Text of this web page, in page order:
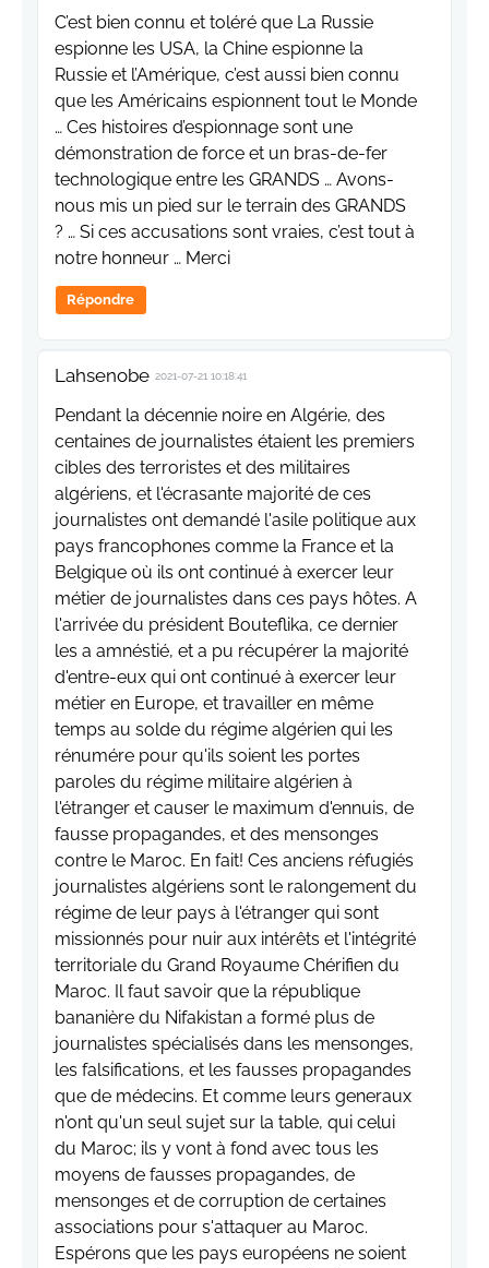
C’est bien connu et toléré que La Russie
espionne les USA, la Chine espionne la
Russie et l’Amérique, c’est aussi bien connu
que les Américains espionnent tout le Monde
… Ces histoires d’espionnage sont une
démonstration de force et un bras-de-fer
technologique entre les GRANDS … Avons-
nous mis un pied sur le terrain des GRANDS
? … Si ces accusations sont vraies, c’est tout à
notre honneur … Merci
Répondre
Lahsenobe 2021-07-21 10:18:41
Pendant la décennie noire en Algérie, des
centaines de journalistes étaient les premiers
cibles des terroristes et des militaires
algériens, et l'écrasante majorité de ces
journalistes ont demandé l'asile politique aux
pays francophones comme la France et la
Belgique où ils ont continué à exercer leur
métier de journalistes dans ces pays hôtes. A
l'arrivée du président Bouteflika, ce dernier
les a amnéstié, et a pu récupérer la majorité
d'entre-eux qui ont continué à exercer leur
métier en Europe, et travailler en même
temps au solde du régime algérien qui les
rénumére pour qu'ils soient les portes
paroles du régime militaire algérien à
l'étranger et causer le maximum d'ennuis, de
fausse propagandes, et des mensonges
contre le Maroc. En fait! Ces anciens réfugiés
journalistes algériens sont le ralongement du
régime de leur pays à l'étranger qui sont
missionnés pour nuir aux intérêts et l'intégrité
territoriale du Grand Royaume Chérifien du
Maroc. Il faut savoir que la république
bananière du Nifakistan a formé plus de
journalistes spécialisés dans les mensonges,
les falsifications, et les fausses propagandes
que de médecins. Et comme leurs generaux
n'ont qu'un seul sujet sur la table, qui celui
du Maroc; ils y vont à fond avec tous les
moyens de fausses propagandes, de
mensonges et de corruption de certaines
associations pour s'attaquer au Maroc.
Espérons que les pays européens ne soient